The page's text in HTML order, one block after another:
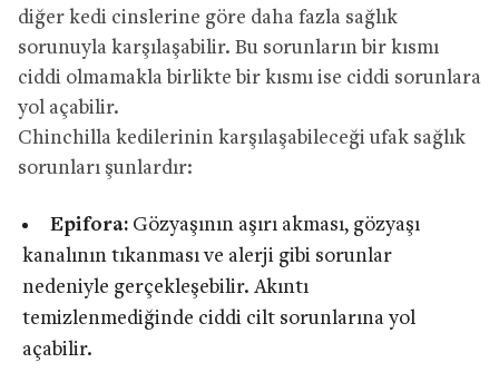
diğer kedi cinslerine göre daha fazla sağlık
sorunuyla karşılaşabilir. Bu sorunların bir kısmı
ciddi olmamakla birlikte bir kısmı ise ciddi sorunlara
yol açabilir.
Chinchilla kedilerinin karşılaşabileceği ufak sağlık
sorunları şunlardır:
Epifora:Gözyaşının aşırı akması, gözyaşı
kanalının tıkanması ve alerji gibi sorunlar
nedeniyle gerçekleşebilir. Akıntı
temizlenmediğinde ciddi cilt sorunlarına yol
açabilir.